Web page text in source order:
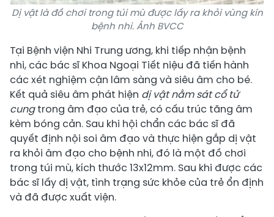
Dị vật là đồ chơi trong túi mù được lấy ra khỏi vùng kín
bệnh nhi. Ảnh BVCC
Tại Bệnh viện Nhi Trung ương, khi tiếp nhận bệnh
nhi, các bác sĩ Khoa Ngoại Tiết niệu đã tiến hành
các xét nghiệm cận lâm sàng và siêu âm cho bé.
Kết quả siêu âm phát hiện dị vật nằm sát cổ tử
cungtrong âm đạo của trẻ, có cấu trúc tăng âm
kèm bóng cản. Sau khi hội chẩn các bác sĩ đã
quyết định nội soi âm đạo và thực hiện gắp dị vật
ra khỏi âm đạo cho bệnh nhi, đó là một đồ chơi
trong túi mù, kích thước 13x12mm. Sau khi được các
bác sĩ lấy dị vật, tình trạng sức khỏe của trẻ ổn định
và đã được xuất viện.